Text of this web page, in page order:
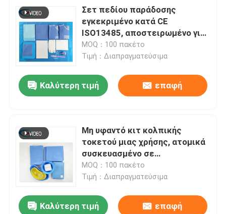
Σετ πεδίου παράδοσης
εγκεκριμένο κατά CE
ISO13485, αποστειρωμένο για
νοσοκομεία και κλινικές
MOQ：100 πακέτο
Τιμή：Διαπραγματεύσιμα
Καλύτερη τιμή επαφή
Μη υφαντό κιτ κολπικής
τοκετού μιας χρήσης, ατομικά
συσκευασμένο σε
αποστειρωμένες σακούλες
MOQ：100 πακέτο
Τιμή：Διαπραγματεύσιμα
Καλύτερη τιμή επαφή